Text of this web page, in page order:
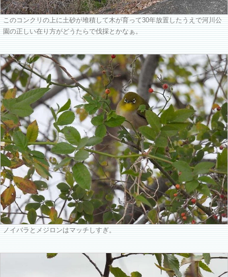
このコンクリの上に土砂が堆積して木が育って30年放置したうえで河川公
園の正しい在り方がどうたらで伐採とかなぁ。
ノイバラとメジロンはマッチしすぎ。